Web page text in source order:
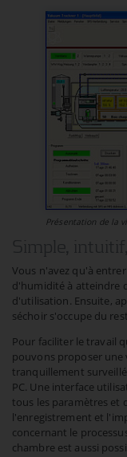
Présentation de la
Vous n'avez qu'à
d'humidité à atteindre
d'utilisation. Ensuite,
séchoir s'occupe du
Pour faciliter le travail
pouvons proposer
tranquillement
PC. Une interface
tous les paramètres et
l'enregistrement et
concernant le
chambre est aussi